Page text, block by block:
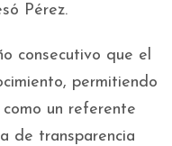
Pérez.
consecutivo que el
permitiendo
un referente
de transparencia